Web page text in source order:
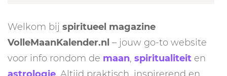
Welkom bij spiritueel magazine
VolleMaanKalender.nl – jouw go-to website
voor info rondom de maan, spiritualiteit en